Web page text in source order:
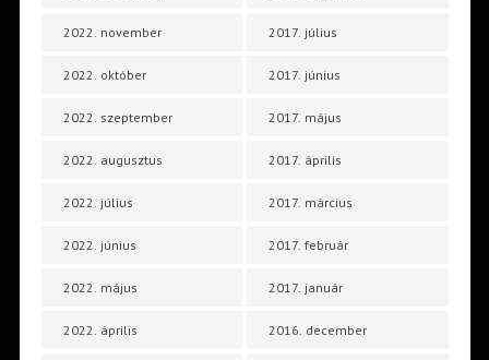
2022. november
2022. október
2022. szeptember
2022. augusztus
2022. július
2022. június
2022. május
2022. április
2017. július
2017. június
2017. május
2017. április
2017. március
2017. február
2017. január
2016. december